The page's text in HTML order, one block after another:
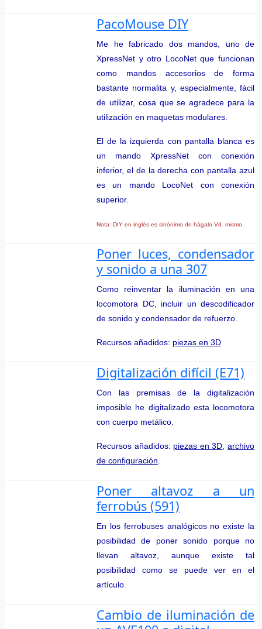
PacoMouse DIY
Me he fabricado dos mandos, uno de
XpressNet y otro LocoNet que funcionan
como mandos accesorios de forma
bastante normalita y, especialmente, fácil
de utilizar, cosa que se agradece para la
utilización en maquetas modulares.
El de la izquierda con pantalla blanca es
un mando XpressNet con conexión
inferior, el de la derecha con pantalla azul
es un mando LocoNet con conexión
superior.
Nota: DIY en inglés es sinónimo de hágalo Vd. mismo.
Poner luces, condensador
y sonido a una 307
Como reinventar la iluminación en una
locomotora DC, incluir un descodificador
de sonido y condensador de refuerzo.
Recursos añadidos: piezas en 3D
Digitalización difícil (E71)
Con las premisas de la digitalización
imposible he digitalizado esta locomotora
con cuerpo metálico.
Recursos añadidos: piezas en 3D ,archivo
de configuración
Poner altavoz a un
ferrobús (591)
En los ferrobuses analógicos no existe la
posibilidad de poner sonido porque no
llevan altavoz, aunque existe tal
posibilidad como se puede ver en el
artículo.
Cambio de iluminación de